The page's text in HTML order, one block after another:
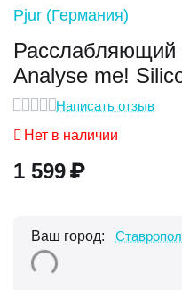
Pjur (Германия)
Расслабляющий
Analyse me!
Написать отзыв
Нет в наличии
1 599₽
Ваш город: